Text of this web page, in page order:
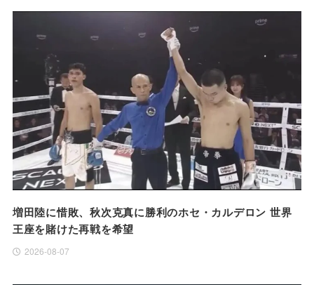
増田陸に惜敗、秋次克真に勝利のホセ・カルデロン 世界
王座を賭けた再戦を希望
2026-08-07